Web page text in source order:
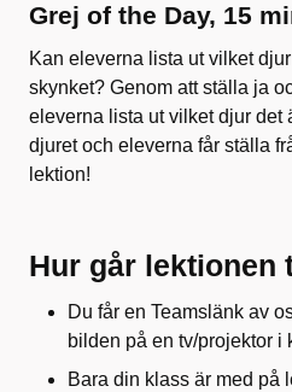
Grej of the Day, 15
Kan eleverna lista ut vilket
skynket? Genom att ställa ja
eleverna lista ut vilket djur det
djuret och eleverna får ställa
lektion!
Hur går lektionen
Du får en Teamslänk av
bilden på en tv/projektor i
Bara din klass är med på